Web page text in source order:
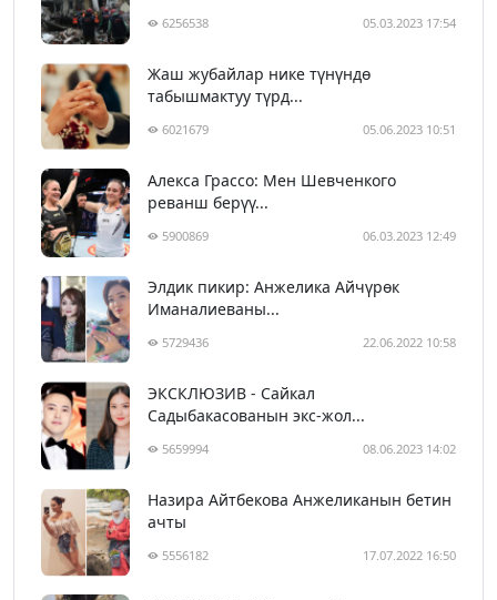
6256538 05.03.2023 17:54
Жаш жубайлар нике түнүндө
табышмактуу түрд...
6021679 05.06.2023 10:51
Алекса Грассо: Мен Шевченкого
реванш берүү...
5900869 06.03.2023 12:49
Элдик пикир: Анжелика Айчүрөк
Иманалиеваны...
5729436 22.06.2022 10:58
ЭКСКЛЮЗИВ - Сайкал
Садыбакасованын экс-жол...
5659994 08.06.2023 14:02
Назира Айтбекова Анжеликанын бетин
ачты
5556182 17.07.2022 16:50